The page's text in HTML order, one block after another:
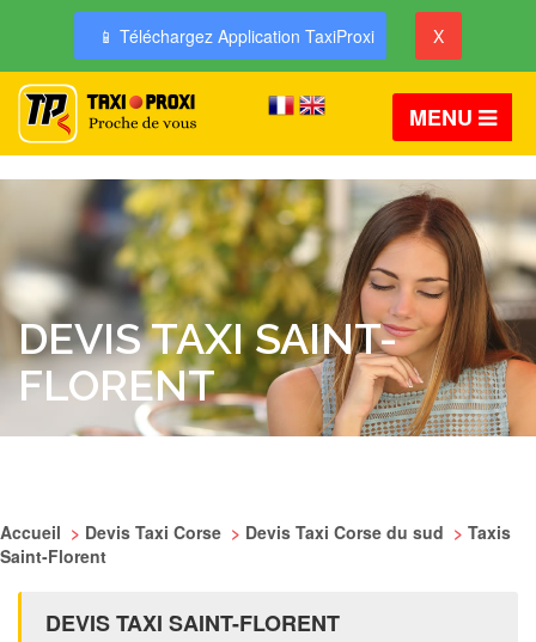
📱 Téléchargez Application TaxiProxi X
MENU
DEVIS TAXI SAINT-
FLORENT
Accueil > Devis Taxi Corse > Devis Taxi Corse du sud > Taxis
Saint-Florent
DEVIS TAXI SAINT-FLORENT